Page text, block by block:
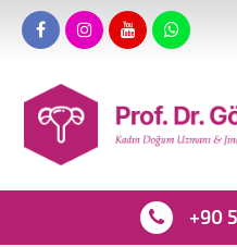
+90